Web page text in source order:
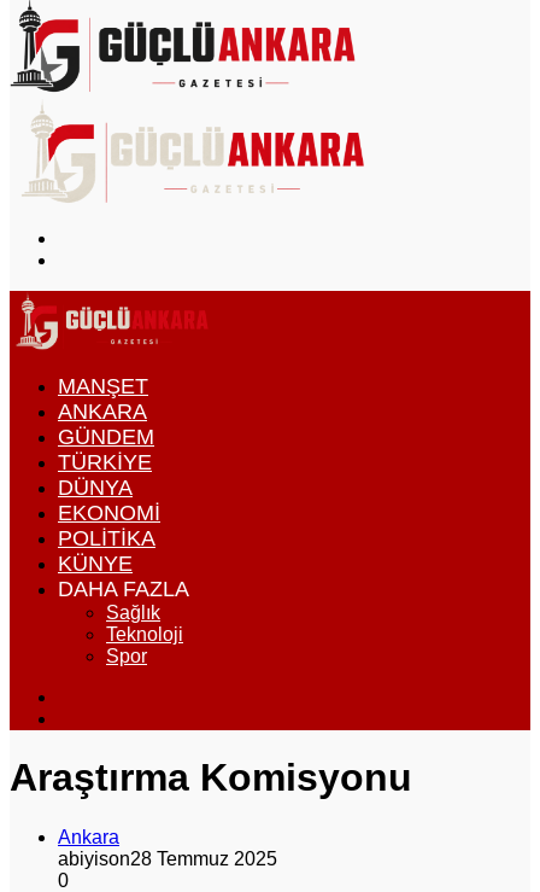
değiştir
MANŞET
ANKARA
GÜNDEM
TÜRKIYE
DÜNYA
EKONOMI
POLITIKA
KÜNYE
DAHA FAZLA
Sağlık
Teknoloji
Spor
Araştırma Komisyonu
Ankara
abiyison28 Temmuz 2025
0